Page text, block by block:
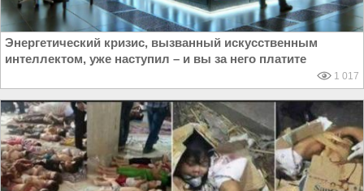
Энергетический кризис, вызванный искусственным
интеллектом, уже наступил – и вы за него платите
1 017